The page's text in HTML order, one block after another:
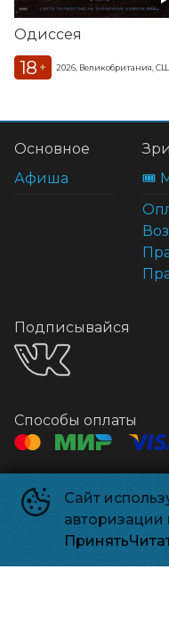
Одиссея
18 + 2026, Великобритания,
Сайт
авторизации
Принять
Основное
Афиша
🎟️
Подписывайся
Способы оплаты
Контакты
Касса
+7 495 500-91-
Администрация